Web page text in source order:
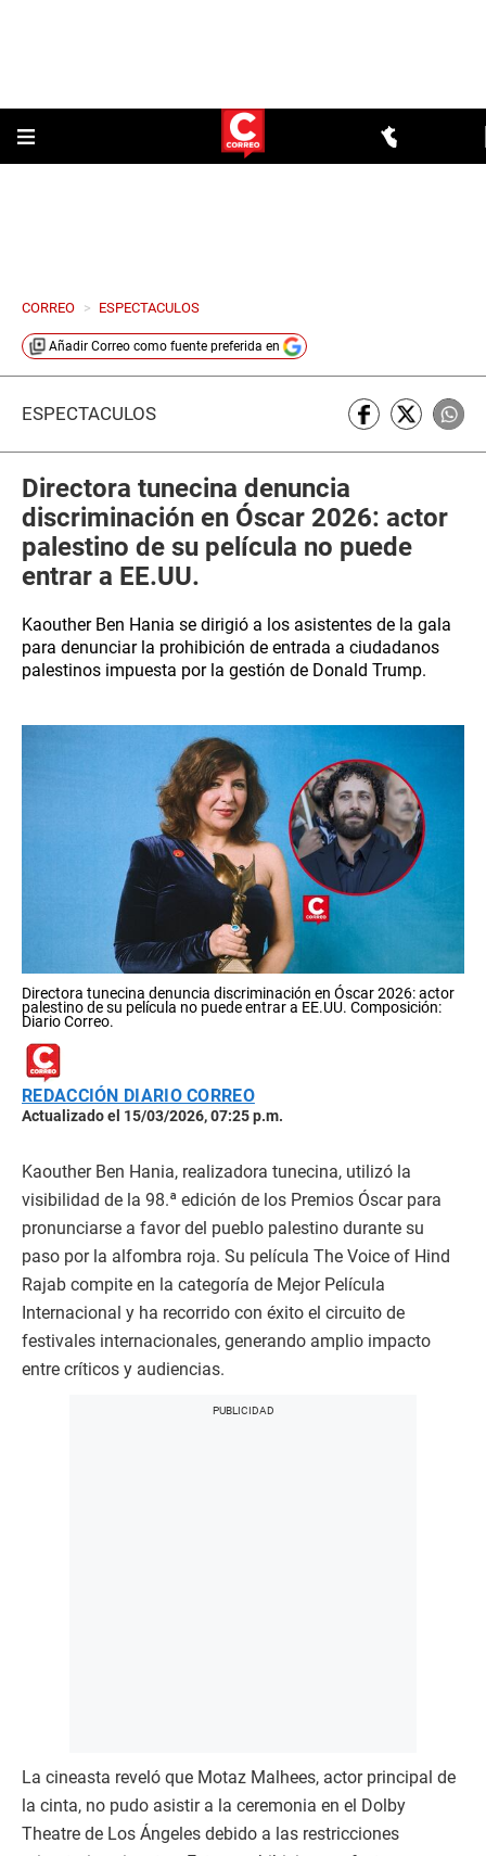
CORREO > ESPECTACULOS
Añadir Correo como fuente preferida en
ESPECTÁCULOS
Directora tunecina denuncia
discriminación en Óscar 2026: actor
palestino de su película no puede
entrar a EE.UU.
Kaouther Ben Hania se dirigió a los asistentes de la gala
para denunciar la prohibición de entrada a ciudadanos
palestinos impuesta por la gestión de Donald Trump.
Directora tunecina denuncia discriminación en Óscar 2026: actor
palestino de su película no puede entrar a EE.UU. Composición:
Diario Correo.
REDACCIÓN DIARIO CORREO
Actualizado el 15/03/2026, 07:25 p.m.
Kaouther Ben Hania, realizadora tunecina, utilizó la
visibilidad de la 98.ª edición de los Premios Óscar para
pronunciarse a favor del pueblo palestino durante su
paso por la alfombra roja. Su película The Voice of Hind
Rajab compite en la categoría de Mejor Película
Internacional y ha recorrido con éxito el circuito de
festivales internacionales, generando amplio impacto
entre críticos y audiencias.
La cineasta reveló que Motaz Malhees, actor principal de
la cinta, no pudo asistir a la ceremonia en el Dolby
Theatre de Los Ángeles debido a las restricciones